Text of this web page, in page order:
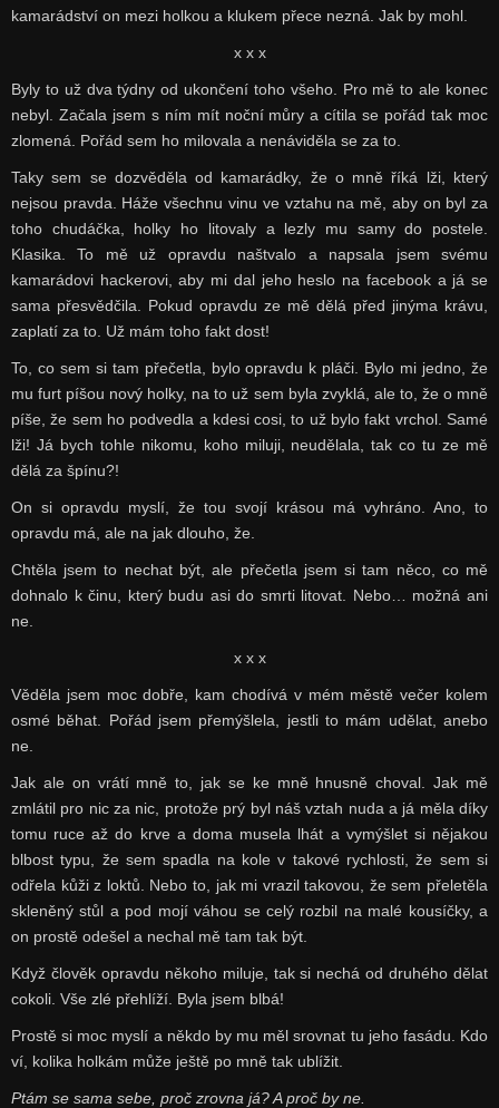
kamarádství on mezi holkou a klukem přece nezná. Jak by mohl.
x x x
Byly to už dva týdny od ukončení toho všeho. Pro mě to ale konec
nebyl. Začala jsem s ním mít noční můry a cítila se pořád tak moc
zlomená. Pořád sem ho milovala a nenáviděla se za to.
Taky sem se dozvěděla od kamarádky, že o mně říká lži, který
nejsou pravda. Háže všechnu vinu ve vztahu na mě, aby on byl za
toho chudáčka, holky ho litovaly a lezly mu samy do postele.
Klasika. To mě už opravdu naštvalo a napsala jsem svému
kamarádovi hackerovi, aby mi dal jeho heslo na facebook a já se
sama přesvědčila. Pokud opravdu ze mě dělá před jinýma krávu,
zaplatí za to. Už mám toho fakt dost!
To, co sem si tam přečetla, bylo opravdu k pláči. Bylo mi jedno, že
mu furt píšou nový holky, na to už sem byla zvyklá, ale to, že o mně
píše, že sem ho podvedla a kdesi cosi, to už bylo fakt vrchol. Samé
lži! Já bych tohle nikomu, koho miluji, neudělala, tak co tu ze mě
dělá za špínu?!
On si opravdu myslí, že tou svojí krásou má vyhráno. Ano, to
opravdu má, ale na jak dlouho, že.
Chtěla jsem to nechat být, ale přečetla jsem si tam něco, co mě
dohnalo k činu, který budu asi do smrti litovat. Nebo… možná ani
ne.
x x x
Věděla jsem moc dobře, kam chodívá v mém městě večer kolem
osmé běhat. Pořád jsem přemýšlela, jestli to mám udělat, anebo
ne.
Jak ale on vrátí mně to, jak se ke mně hnusně choval. Jak mě
zmlátil pro nic za nic, protože prý byl náš vztah nuda a já měla díky
tomu ruce až do krve a doma musela lhát a vymýšlet si nějakou
blbost typu, že sem spadla na kole v takové rychlosti, že sem si
odřela kůži z loktů. Nebo to, jak mi vrazil takovou, že sem přeletěla
skleněný stůl a pod mojí váhou se celý rozbil na malé kousíčky, a
on prostě odešel a nechal mě tam tak být.
Když člověk opravdu někoho miluje, tak si nechá od druhého dělat
cokoli. Vše zlé přehlíží. Byla jsem blbá!
Prostě si moc myslí a někdo by mu měl srovnat tu jeho fasádu. Kdo
ví, kolika holkám může ještě po mně tak ublížit.
Ptám se sama sebe, proč zrovna já? A proč by ne.